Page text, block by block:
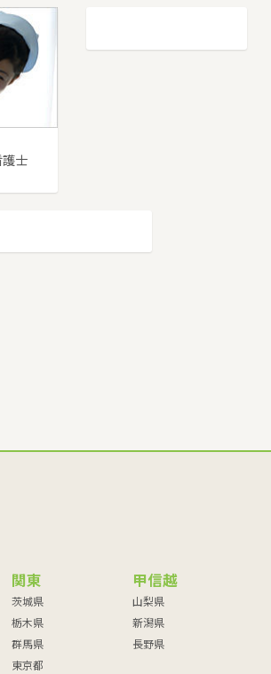
護士
関東
茨城県
栃木県
群馬県
東京都
甲信越
山梨県
新潟県
長野県